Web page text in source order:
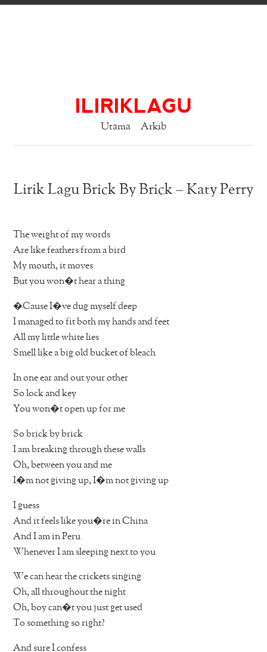
ILIRIKLAGU
Utama Arkib
Lirik Lagu Brick By Brick – Katy Perry
The weight of my words
Are like feathers from a bird
My mouth, it moves
But you won�t hear a thing
�Cause I�ve dug myself deep
I managed to fit both my hands and feet
All my little white lies
Smell like a big old bucket of bleach
In one ear and out your other
So lock and key
You won�t open up for me
So brick by brick
I am breaking through these walls
Oh, between you and me
I�m not giving up, I�m not giving up
I guess
And it feels like you�re in China
And I am in Peru
Whenever I am sleeping next to you
We can hear the crickets singing
Oh, all throughout the night
Oh, boy can�t you just get used
To something so right?
And sure I confess